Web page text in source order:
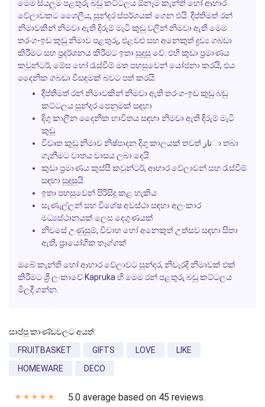
මෙමසියලුමපළතුරු බඩු කට්ටලය ඕනෑමකැන්තිහෝ ආහාර
වේලාවකට ශෛලීය, සුන්දර ස්පර්ශයක් ගෙන එයි. දීප්තිමත් රන්
නිමාවකින් නිමවා ඇති දිරුම් මැටි කුඩු වලින් නිමවා ඇති මෙම
තරංග-ඉඩ කුඩු නිමාව පළතුරු, එළවළු සහ අනෙකුත් ද්‍රව්‍ය ගබඩා
කිරීමට සහ ප්‍රදර්ශනය කිරීමට ඉතා සුදුසු වේ. එහි කුඩා ප්‍රමාණය
කවුන්ටර්, මේස හෝ රැස්වීම් මත පහසුවෙන් යෝජනා කරයි, එය
දෛනික ගබඩා විසඳුමක් බවට පත් කරයි.
දීප්තිමත් රන් නිමාවකින් නිමවා ඇති තරංග-ඉඩ කුඩු බඩු
කට්ටලය සුන්දර පෙනුමක් සඳහා
දිගු කාලීන දෛනික භාවිතය සඳහා නිමවා ඇති දිරුම් මැටි
කුඩු
විවෘත කුඩු නිමාව නිෂ්පාදන දිගු කාලයක් තවත් تازා තබා
ගැනීමට වාතය වාසය ලබා දෙයි
කුඩා ප්‍රමාණය කුස්සී කවුන්ටර්, ආහාර වේලාවන් සහ රැස්වීම්
සඳහා සුදුසුයි
ඉතා පහසුවෙන් පිරිසිදු කළ හැකිය
සැණැල්ලන් සහ විශේෂ අවස්ථා සඳහා අලංකාර
මධ්‍යස්ථානයක් ලෙස දෙගුණයක්
නිවසේ උණුසුම්, විවාහ හෝ අනෙකුත් උත්සව සඳහා සිතා
ඇති, ප්‍රායෝගික තෑග්ගක්
ඔබේකැන්තිහෝ ආහාර වේලාවට සුන්දර, නිවැරදි නිමාවක් එක්
කිරීමට ශ්‍රී ලංකාවේ Kapruka හි මෙම රන් පළතුරු බඩු කට්ටලය
මිලදී ගන්න.
සාප්පු කාණ්ඩවලට අයත්:
FRUITBASKET
GIFTS LOVE
LIKE
HOMEWARE
DECO
✭ ✭ ✭ ✭ ✭ 5.0 average based on 45 reviews.